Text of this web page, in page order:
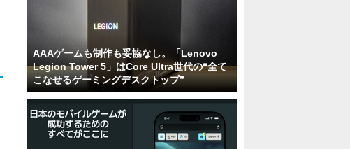
AAAゲームも制作も妥協なし。「Lenovo
Legion Tower 5」はCore Ultra世代の“全て
こなせるゲーミングデスクトップ”